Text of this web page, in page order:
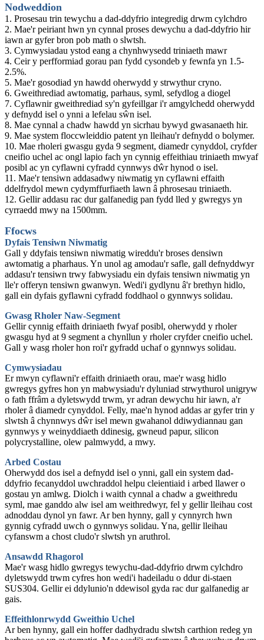
Nodweddion
1. Prosesau trin tewychu a dad-ddyfrio integredig drwm cylchdro
2. Mae'r peiriant hwn yn cynnal proses dewychu a dad-ddyfrio hir
iawn ar gyfer bron pob math o slwtsh.
3. Cymwysiadau ystod eang a chynhwysedd triniaeth mawr
4. Ceir y perfformiad gorau pan fydd cysondeb y fewnfa yn 1.5-
2.5%.
5. Mae'r gosodiad yn hawdd oherwydd y strwythur cryno.
6. Gweithrediad awtomatig, parhaus, syml, sefydlog a diogel
7. Cyflawnir gweithrediad sy'n gyfeillgar i'r amgylchedd oherwydd
y defnydd isel o ynni a lefelau sŵn isel.
8. Mae cynnal a chadw hawdd yn sicrhau bywyd gwasanaeth hir.
9. Mae system floccwleiddio patent yn lleihau'r defnydd o bolymer.
10. Mae rholeri gwasgu gyda 9 segment, diamedr cynyddol, cryfder
cneifio uchel ac ongl lapio fach yn cynnig effeithiau triniaeth mwyaf
posibl ac yn cyflawni cyfradd cynnwys dŵr hynod o isel.
11. Mae'r tensiwn addasadwy niwmatig yn cyflawni effaith
ddelfrydol mewn cydymffurfiaeth lawn â phrosesau triniaeth.
12. Gellir addasu rac dur galfanedig pan fydd lled y gwregys yn
cyrraedd mwy na 1500mm.
Ffocws
Dyfais Tensiwn Niwmatig
Gall y ddyfais tensiwn niwmatig wireddu'r broses densiwn
awtomatig a pharhaus. Yn unol ag amodau'r safle, gall defnyddwyr
addasu'r tensiwn trwy fabwysiadu ein dyfais tensiwn niwmatig yn
lle'r offeryn tensiwn gwanwyn. Wedi'i gydlynu â'r brethyn hidlo,
gall ein dyfais gyflawni cyfradd foddhaol o gynnwys solidau.
Gwasg Rholer Naw-Segment
Gellir cynnig effaith driniaeth fwyaf posibl, oherwydd y rholer
gwasgu hyd at 9 segment a chynllun y rholer cryfder cneifio uchel.
Gall y wasg rholer hon roi'r gyfradd uchaf o gynnwys solidau.
Cymwysiadau
Er mwyn cyflawni'r effaith driniaeth orau, mae'r wasg hidlo
gwregys gyfres hon yn mabwysiadu'r dyluniad strwythurol unigryw
o fath ffrâm a dyletswydd trwm, yr adran dewychu hir iawn, a'r
rholer â diamedr cynyddol. Felly, mae'n hynod addas ar gyfer trin y
slwtsh â chynnwys dŵr isel mewn gwahanol ddiwydiannau gan
gynnwys y weinyddiaeth ddinesig, gwneud papur, silicon
polycrystalline, olew palmwydd, a mwy.
Arbed Costau
Oherwydd dos isel a defnydd isel o ynni, gall ein system dad-
ddyfrio fecanyddol uwchraddol helpu cleientiaid i arbed llawer o
gostau yn amlwg. Diolch i waith cynnal a chadw a gweithredu
syml, mae ganddo alw isel am weithredwyr, fel y gellir lleihau cost
adnoddau dynol yn fawr. Ar ben hynny, gall y cynnyrch hwn
gynnig cyfradd uwch o gynnwys solidau. Yna, gellir lleihau
cyfanswm a chost cludo'r slwtsh yn aruthrol.
Ansawdd Rhagorol
Mae'r wasg hidlo gwregys tewychu-dad-ddyfrio drwm cylchdro
dyletswydd trwm cyfres hon wedi'i hadeiladu o ddur di-staen
SUS304. Gellir ei ddylunio'n ddewisol gyda rac dur galfanedig ar
gais.
Effeithlonrwydd Gweithio Uchel
Ar ben hynny, gall ein hoffer dadhydradu slwtsh carthion redeg yn